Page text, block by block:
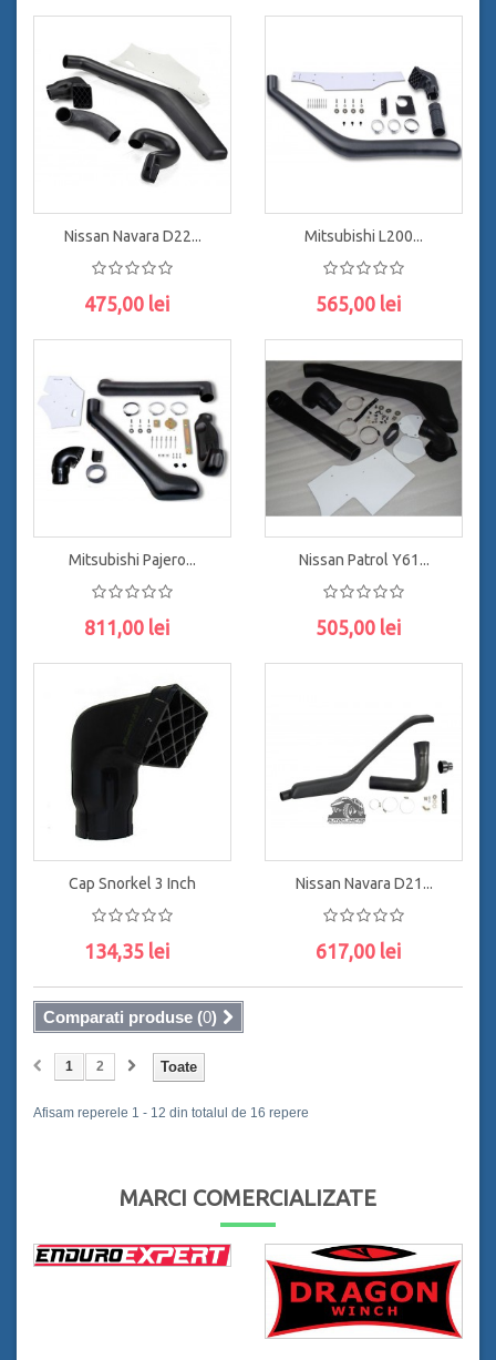
ADAUGĂ ÎN COŞ
Nissan Navara D22...
475,00 lei
Mitsubishi L200...
565,00 lei
ADAUGĂ ÎN COŞ
Mitsubishi Pajero...
811,00 lei
ADAUGĂ ÎN COŞ
Nissan Patrol Y61...
505,00 lei
Cap Snorkel 3 Inch
134,35 lei
ADAUGĂ ÎN COŞ
Nissan Navara D21...
617,00 lei
Comparati produse (0)
Toate
1 2
Afisam reperele 1 - 12 din totalul de 16 repere
MARCI COMERCIALIZATE